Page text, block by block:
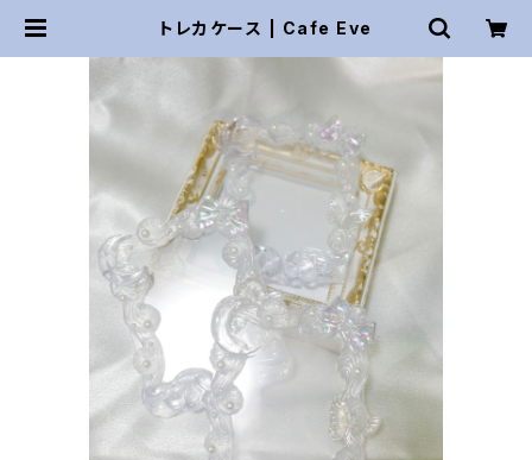
トレカケース | Cafe Eve